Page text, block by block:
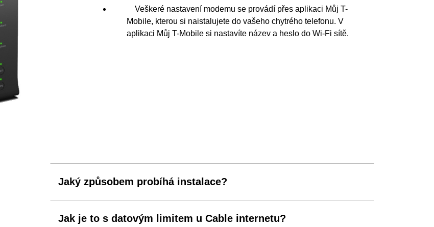
Veškeré nastavení modemu se provádí přes aplikaci Můj T-
Mobile, kterou si naistalujete do vašeho chytrého telefonu. V
aplikaci Můj T-Mobile si nastavíte název a heslo do Wi-Fi sítě.
Jaký způsobem probíhá instalace?
Jak je to s datovým limitem u Cable internetu?